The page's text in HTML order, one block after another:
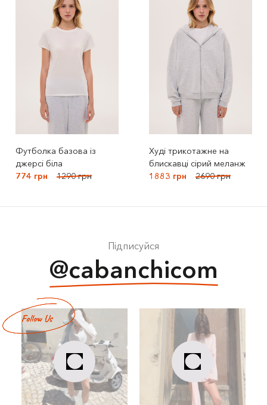
Футболка базова із
джерсі біла
774 грн
1290 грн
Худі трикотажне на
блискавці сірий меланж
1883 грн
2690 грн
Підписуйся
@cabanchicom